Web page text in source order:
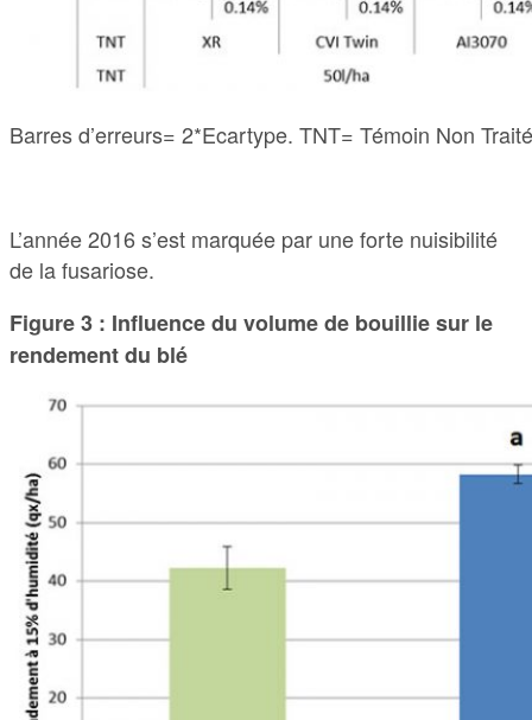
Barres d’erreurs= 2*Ecartype. TNT= Témoin Non
L’année 2016 s’est marquée par une forte nuisibilité
de la fusariose.
Figure 3 : Influence du volume de bouillie sur le
rendement du blé